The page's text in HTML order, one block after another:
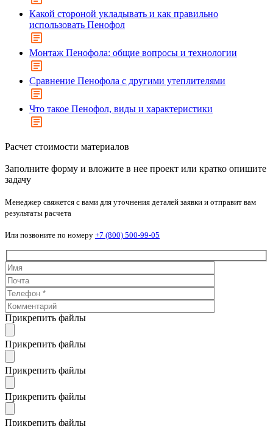
Какой стороной укладывать и как правильно
использовать Пенофол
Монтаж Пенофола: общие вопросы и технологии
Сравнение Пенофола с другими утеплителями
Что такое Пенофол, виды и характеристики
Расчет стоимости материалов
Заполните форму и вложите в нее проект или кратко опишите
задачу
Менеджер свяжется с вами для уточнения деталей заявки и отправит вам
результаты расчета
Или позвоните по номеру +7 (800) 500-99-05
Прикрепить файлы
Прикрепить файлы
Прикрепить файлы
Прикрепить файлы
Прикрепить файлы